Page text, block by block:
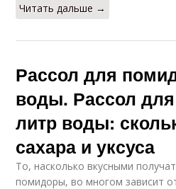
Читать дальше →
Рассол для
воды. Рассол
литр воды:
сахара и уксуса
То, насколько вкусными
помидоры, во многом зависит